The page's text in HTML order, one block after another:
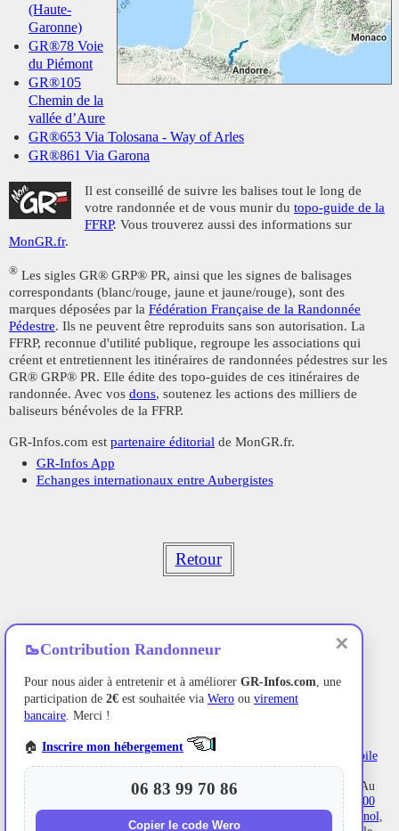
(Haute-
Garonne)
GR®78 Voie
du Piémont
GR®105
Chemin de la
vallée d’Aure
GR®653 Via Tolosana - Way of Arles
GR®861 Via Garona
Il est conseillé de suivre les balises tout le long de
votre randonnée et de vous munir du topo-guide de la
FFRP. Vous trouverez aussi des informations sur
MonGR.fr.
® Les sigles GR® GRP® PR, ainsi que les signes de balisages
correspondants (blanc/rouge, jaune et jaune/rouge), sont des
marques déposées par la Fédération Française de la Randonnée
Pédestre. Ils ne peuvent être reproduits sans son autorisation. La
FFRP, reconnue d'utilité publique, regroupe les associations qui
créent et entretiennent les itinéraires de randonnées pédestres sur les
GR® GRP® PR. Elle édite des topo-guides de ces itinéraires de
randonnée. Avec vos dons, soutenez les actions des milliers de
baliseurs bénévoles de la FFRP.
GR-Infos.com est partenaire éditorial de MonGR.fr.
GR-Infos App
Echanges internationaux entre Aubergistes
Retour
Ancien hôtel de villégiature avec un jardin au bord de l'Allier,
L'Etoile
Maison d'hôtesse situe àLa Bastide-Puylaurententre laLozère
l'Ardèche et les
Cévennes dans les montagnes du Sud de la France. Au
croisement des
GR®700
Voie Régordane
Sources et Gorges de l'Allier, GRP® Cévenol
✕
🥾Contribution Randonneur
Pour nous aider à entretenir et à améliorer GR-Infos.com, une
participation de 2€ est souhaitée via Wero ou virement
bancaire. Merci !
🏠 Inscrire mon hébergement
06 83 99 70 86
Copier le code Wero